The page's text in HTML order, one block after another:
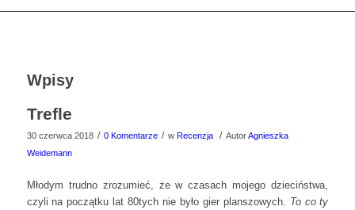
Wpisy
Trefle
30 czerwca 2018 / 0 Komentarze / w Recenzja / AutorAgnieszka
Weidemann
Młodym trudno zrozumieć, że w czasach mojego dzieciństwa,
czyli na początku lat 80tych nie było gier planszowych. To co ty